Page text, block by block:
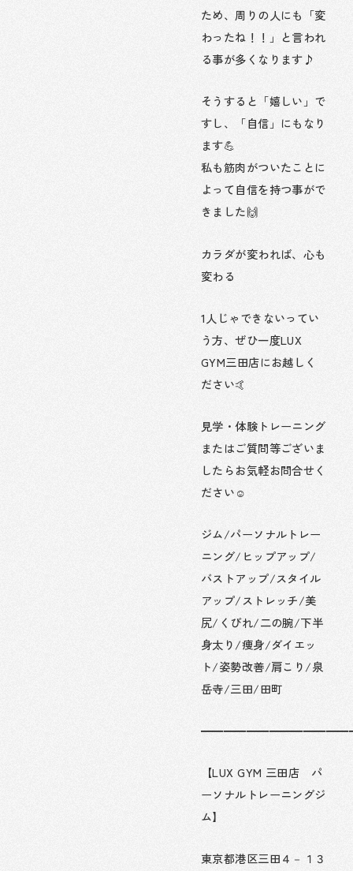
ため、周りの人にも「変
わったね！！」と言われ
る事が多くなります♪
そうすると「嬉しい」で
すし、「自信」にもなり
ます💪
私も筋肉がついたことに
よって自信を持つ事がで
きました🙌
カラダが変われば、心も
変わる
1人じゃできないってい
う方、ぜひ一度LUX
GYM三田店にお越しく
ださい🤙
見学・体験トレーニング
またはご質問等ございま
したらお気軽お問合せく
ださい☺️
ジム/パーソナルトレー
ニング/ヒップアップ/
バストアップ/スタイル
アップ/ストレッチ/美
尻/くびれ/二の腕/下半
身太り/痩身/ダイエッ
ト/姿勢改善/肩こり/泉
岳寺/三田/田町
【LUX GYM 三田店 パ
ーソナルトレーニングジ
ム】
東京都港区三田４－１３